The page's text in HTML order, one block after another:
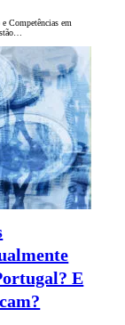
Competências em
E